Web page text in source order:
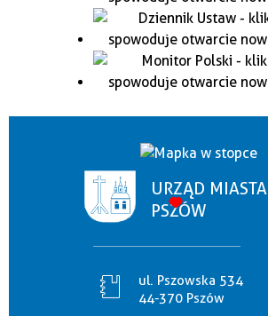
URZĄD MIASTA
PSZÓW
ul. Pszowska 534
44-370 Pszów